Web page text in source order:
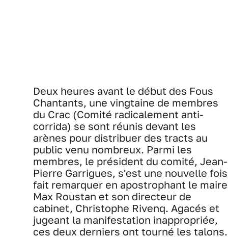
Deux heures avant le début des Fous
Chantants, une vingtaine de membres
du Crac (Comité radicalement anti-
corrida) se sont réunis devant les
arènes pour distribuer des tracts au
public venu nombreux. Parmi les
membres, le président du comité, Jean-
Pierre Garrigues, s'est une nouvelle fois
fait remarquer en apostrophant le maire
Max Roustan et son directeur de
cabinet, Christophe Rivenq. Agacés et
jugeant la manifestation inappropriée,
ces deux derniers ont tourné les talons.